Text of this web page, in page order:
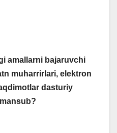
amallarni bajaruvchi
muharrirlari, elektron
dasturiy